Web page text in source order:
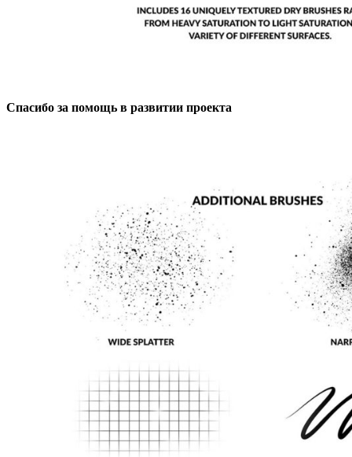
Спасибо за помощь в развитии проекта